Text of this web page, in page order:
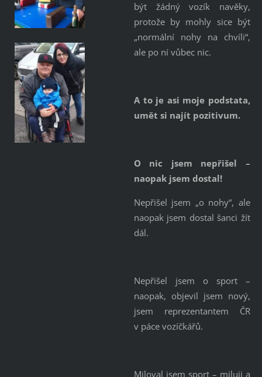
být žádný vozík navěky,
protože by mohly sice být
„normální nohy na chvíli“,
ale po ní vůbec nic.
A to je asi moje podstata,
umět si najít pozitivum.
O nic jsem nepřišel –
naopak jsem dostal!
Nepřišel jsem „o nohy“, ale
naopak jsem dostal šanci žít
dál.
Nepřišel jsem o sport –
naopak, objevil jsem nový,
jsem reprezentantem ČR
v páce vozíčkářů.
Miloval jsem sport – miluji a